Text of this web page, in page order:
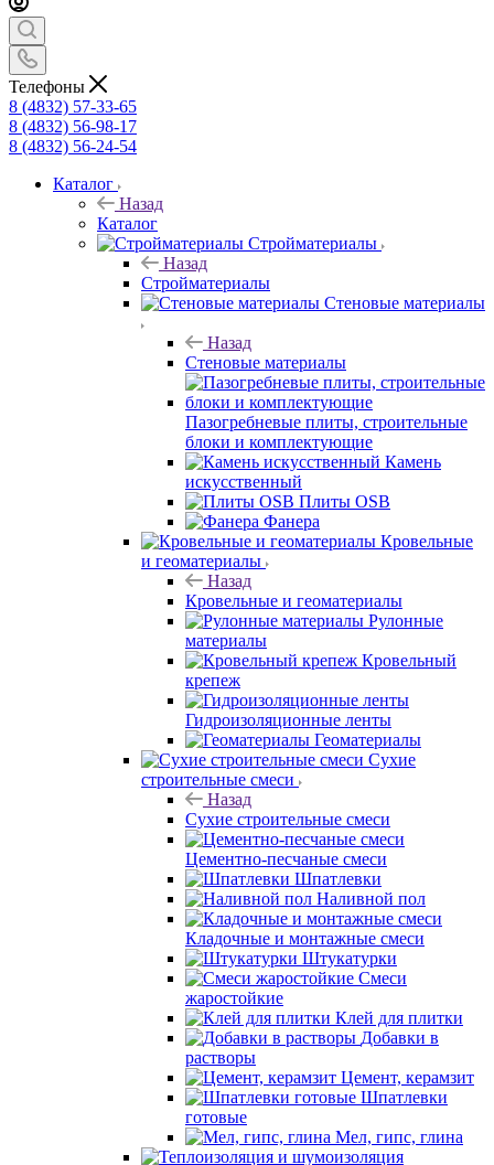
Телефоны
8 (4832) 57-33-65
8 (4832) 56-98-17
8 (4832) 56-24-54
Каталог
Назад
Каталог
Стройматериалы
Назад
Стройматериалы
Стеновые материалы
Назад
Стеновые материалы
Пазогребневые плиты, строительные
блоки и комплектующие
Камень
искусственный
Плиты OSB
Фанера
Кровельные
и геоматериалы
Назад
Кровельные и геоматериалы
Рулонные
материалы
Кровельный
крепеж
Гидроизоляционные ленты
Геоматериалы
Сухие
строительные смеси
Назад
Сухие строительные смеси
Цементно-песчаные смеси
Шпатлевки
Наливной пол
Кладочные и монтажные смеси
Штукатурки
Смеси
жаростойкие
Клей для плитки
Добавки в
растворы
Цемент, керамзит
Шпатлевки
готовые
Мел, гипс, глина